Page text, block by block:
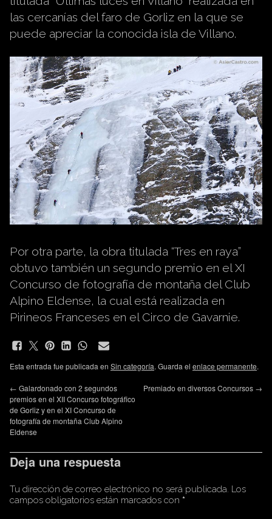
las cercanías del faro de Gorliz en la que se
puede apreciar la conocida isla de Villano.
Por otra parte, la obra titulada “Tres en raya”
obtuvo también un segundo premio en el XI
Concurso de fotografía de montaña del Club
Alpino Eldense, la cual está realizada en
Pirineos Franceses en el Circo de Gavarnie.
Esta entrada fue publicada en Sin categoría. Guarda el enlace permanente.
← Galardonado con 2 segundos
premios en el XII Concurso fotográfico
de Gorliz y en el XI Concurso de
fotografía de montaña Club Alpino
Eldense
Premiado en diversos Concursos →
Deja una respuesta
Tu dirección de correo electrónico no será publicada. Los
campos obligatorios están marcados con *